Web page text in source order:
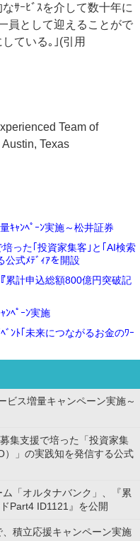
ｻｰﾋﾞｽを介して数十年に
員として迎えることがで
ている｡｣(引用
Team of
Texas
ｷｬﾝﾍﾟｰﾝ実施～松井証券
培った｢投資家集客｣と｢AI検索
公式ﾒﾃﾞｨｱを開設
累計申込総額800億円突破記
ﾝﾍﾟｰﾝ実施
ﾞﾝﾄ｢未来につながるお金のﾜｰ
ビス増量キャンペーン実施～
集支援で培った「投資家集
）」の実践知を発信する公式
「オルタナバンク」、『累
Part4 ID1121』を公開
積立応援キャンペーン実施